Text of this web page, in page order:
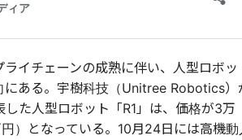
イチェーンの成熟に伴い、人型ロボッ
にある。宇樹科技（Unitree Robotics）
た人型ロボット「R1」は、価格が3万
）となっている。10月24日には高機動